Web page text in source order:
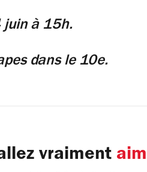
juin à 15h.
dans le 10e.
vraiment